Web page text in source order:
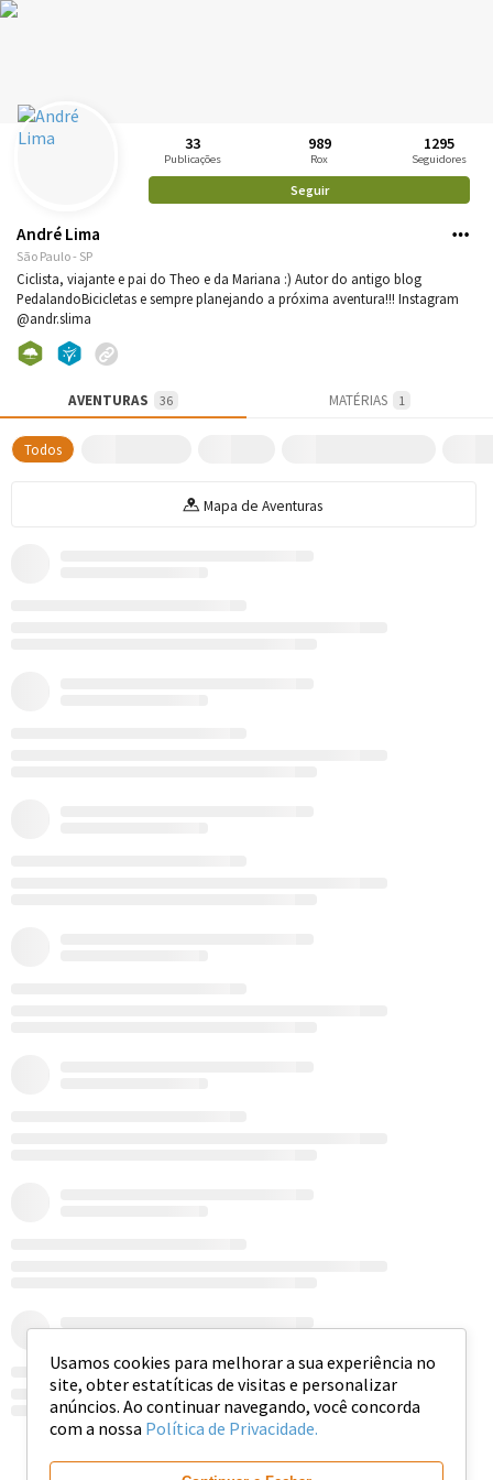
Usamos cookies para melhorar a sua experiência no
site, obter estatíticas de visitas e personalizar
anúncios. Ao continuar navegando, você concorda
com a nossa Política de Privacidade.
33
Publicações
989
Rox
1295
Seguidores
Seguir
André Lima
São Paulo - SP
Ciclista, viajante e pai do Theo e da Mariana :) Autor do antigo blog
PedalandoBicicletas e sempre planejando a próxima aventura!!! Instagram
@andr.slima
AVENTURAS 36 MATÉRIAS 1
Todos
Mapa de Aventuras